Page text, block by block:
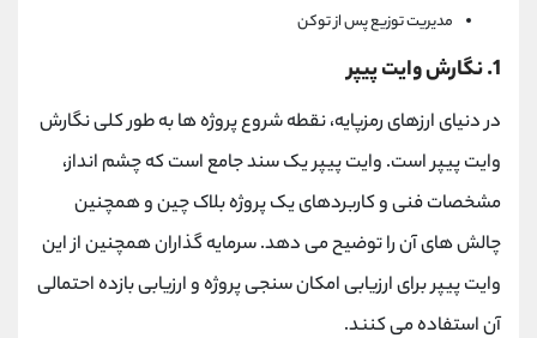
مدیریت توزیع پس از توکن
1. نگارش وایت پیپر
در دنیای ارزهای رمزپایه، نقطه شروع پروژه ها به طور کلی نگارش
وایت پیپر است. وایت پیپر یک سند جامع است که چشم انداز،
مشخصات فنی و کاربردهای یک پروژه بلاک چین و همچنین
چالش های آن را توضیح می دهد. سرمایه گذاران همچنین از این
وایت پیپر برای ارزیابی امکان سنجی پروژه و ارزیابی بازده احتمالی
آن استفاده می کنند.